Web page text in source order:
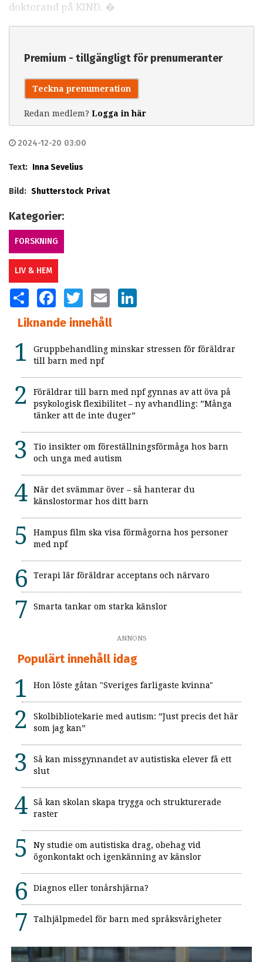
doktorand på KIND. �
Premium - tillgängligt för prenumeranter
Teckna prenumeration
Redan medlem? Logga in här
2024-12-20 03:00
Text: Inna Sevelius
Bild: Shutterstock Privat
Kategorier:
FORSKNING
LIV & HEM
SHARE FACEBOOKTWITTER EMAIL
Liknande innehåll
Gruppbehandling minskar stressen för föräldrar
till barn med npf
Föräldrar till barn med npf gynnas av att öva på
psykologisk flexibilitet – ny avhandling: ”Många
tänker att de inte duger”
Tio insikter om föreställningsförmåga hos barn
och unga med autism
När det svämmar över – så hanterar du
känslostormar hos ditt barn
Hampus film ska visa förmågorna hos personer
med npf
Terapi lär föräldrar acceptans och närvaro
Smarta tankar om starka känslor
ANNONS
Populärt innehåll idag
Hon löste gåtan "Sveriges farligaste kvinna"
Skolbibliotekarie med autism: ”Just precis det här
som jag kan”
Så kan missgynnandet av autistiska elever få ett
slut
Så kan skolan skapa trygga och strukturerade
raster
Ny studie om autistiska drag, obehag vid
ögonkontakt och igenkänning av känslor
Diagnos eller tonårshjärna?
Talhjälpmedel för barn med språksvårigheter